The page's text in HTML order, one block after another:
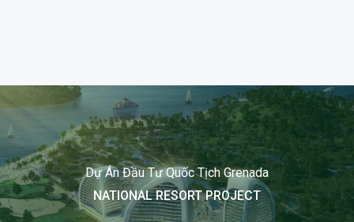
Dự Án Đầu Tư Quốc Tịch Grenada
NATIONAL RESORT PROJECT